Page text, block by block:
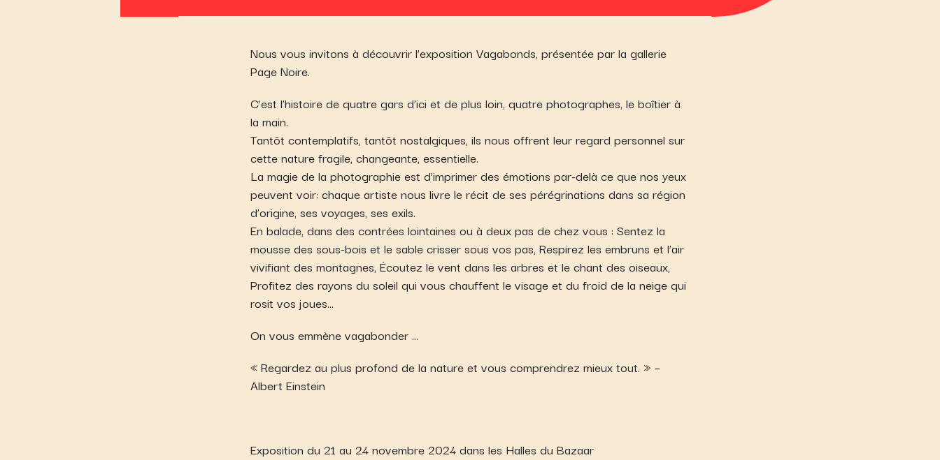
Nous vous invitons à découvrir l’exposition Vagabonds, présentée par la gallerie
Page Noire.
C’est l’histoire de quatre gars d’ici et de plus loin, quatre photographes, le boîtier à
la main.
Tantôt contemplatifs, tantôt nostalgiques, ils nous offrent leur regard personnel sur
cette nature fragile, changeante, essentielle.
La magie de la photographie est d’imprimer des émotions par-delà ce que nos yeux
peuvent voir: chaque artiste nous livre le récit de ses pérégrinations dans sa région
d’origine, ses voyages, ses exils.
En balade, dans des contrées lointaines ou à deux pas de chez vous : Sentez la
mousse des sous-bois et le sable crisser sous vos pas, Respirez les embruns et l’air
vivifiant des montagnes, Écoutez le vent dans les arbres et le chant des oiseaux,
Profitez des rayons du soleil qui vous chauffent le visage et du froid de la neige qui
rosit vos joues…
On vous emmène vagabonder …
« Regardez au plus profond de la nature et vous comprendrez mieux tout. » –
Albert Einstein
Exposition du 21 au 24 novembre 2024 dans les Halles du Bazaar